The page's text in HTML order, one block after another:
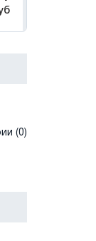
(0)